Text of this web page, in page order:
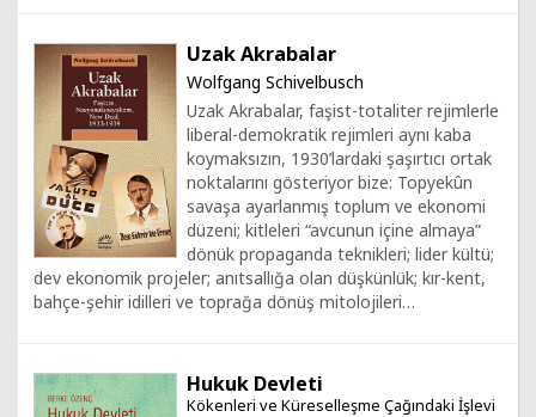
Uzak Akrabalar
Wolfgang Schivelbusch
Uzak Akrabalar, faşist-totaliter rejimlerle
liberal-demokratik rejimleri aynı kaba
koymaksızın, 1930’lardaki şaşırtıcı ortak
noktalarını gösteriyor bize: Topyekûn
savaşa ayarlanmış toplum ve ekonomi
düzeni; kitleleri “avcunun içine almaya”
dönük propaganda teknikleri; lider kültü;
dev ekonomik projeler; anıtsallığa olan düşkünlük; kır-kent,
bahçe-şehir idilleri ve toprağa dönüş mitolojileri…
Hukuk Devleti
Kökenleri ve Küreselleşme Çağındaki İşlevi